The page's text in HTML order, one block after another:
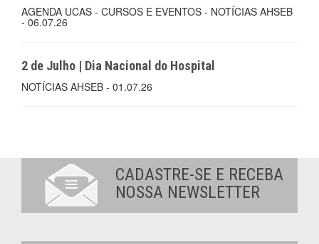
AGENDA UCAS - CURSOS E EVENTOS - NOTÍCIAS AHSEB
- 06.07.26
2 de Julho | Dia Nacional do Hospital
NOTÍCIAS AHSEB - 01.07.26
CADASTRE-SE E RECEBA
NOSSA NEWSLETTER